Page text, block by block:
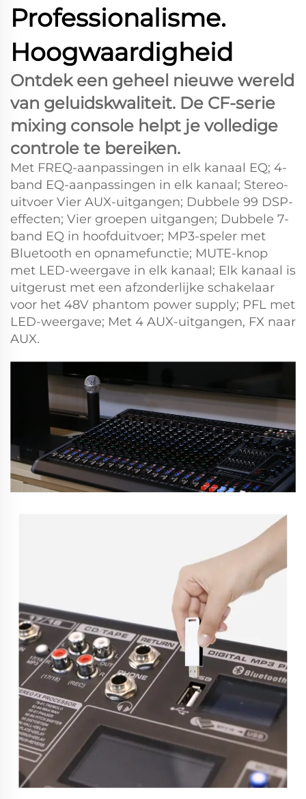
Professionalisme.
Hoogwaardigheid
Ontdek een geheel nieuwe wereld
van geluidskwaliteit. De CF-serie
mixing console helpt je volledige
controle te bereiken.
Met FREQ-aanpassingen in elk kanaal EQ; 4-
band EQ-aanpassingen in elk kanaal; Stereo-
uitvoer Vier AUX-uitgangen; Dubbele 99 DSP-
effecten; Vier groepen uitgangen; Dubbele 7-
band EQ in hoofduitvoer; MP3-speler met
Bluetooth en opnamefunctie; MUTE-knop
met LED-weergave in elk kanaal; Elk kanaal is
uitgerust met een afzonderlijke schakelaar
voor het 48V phantom power supply; PFL met
LED-weergave; Met 4 AUX-uitgangen, FX naar
AUX.